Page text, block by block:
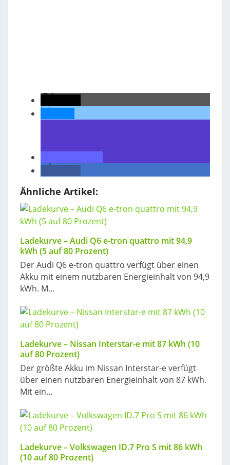
Ähnliche Artikel:
Ladekurve – Audi Q6 e-tron quattro mit 94,9
kWh (5 auf 80 Prozent)
Der Audi Q6 e-tron quattro verfügt über einen
Akku mit einem nutzbaren Energieinhalt von 94,9
kWh. M...
Ladekurve – Nissan Interstar-e mit 87 kWh (10
auf 80 Prozent)
Der größte Akku im Nissan Interstar-e verfügt
über einen nutzbaren Energieinhalt von 87 kWh.
Mit ein...
Ladekurve – Volkswagen ID.7 Pro S mit 86 kWh
(10 auf 80 Prozent)